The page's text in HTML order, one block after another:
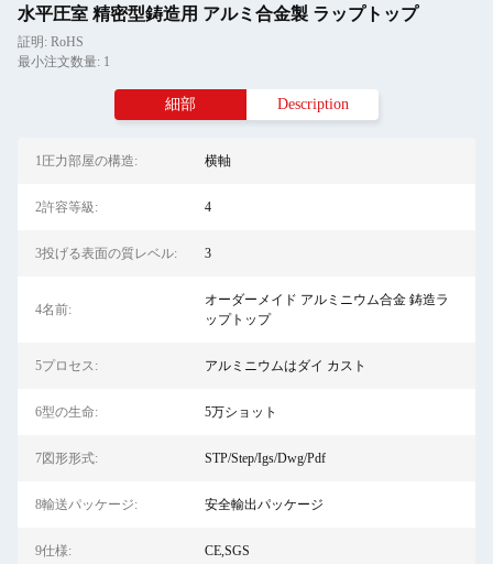
水平圧室 精密型鋳造用 アルミ合金製 ラップトップ
証明: RoHS
最小注文数量: 1
細部 Description
1圧力部屋の構造: 横軸
2許容等級: 4
3投げる表面の質レベル: 3
4名前:
オーダーメイド アルミニウム合金 鋳造ラ
ップトップ
5プロセス: アルミニウムはダイ カスト
6型の生命: 5万ショット
7図形形式: STP/Step/Igs/Dwg/Pdf
8輸送パッケージ: 安全輸出パッケージ
9仕様: CE,SGS